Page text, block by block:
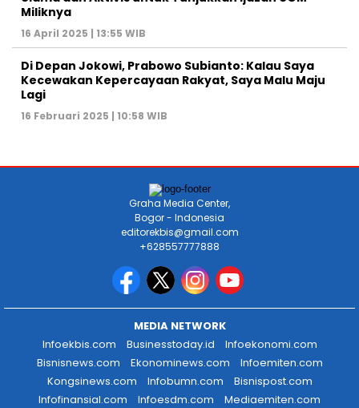
Miliknya
16 April 2025 | 13:55 WIB
Di Depan Jokowi, Prabowo Subianto: Kalau Saya
Kecewakan Kepercayaan Rakyat, Saya Malu Maju
Lagi
16 Februari 2025 | 10:58 WIB
Graha Media Center,
Bogor - Indonesia
editorekbis@gmail.com
+628557777888
MEDIA NETWORK
Infoekbis.com
Businesstoday.id
Infoekonomi.com
Bisnisnews.com
Ekonominews.com
Infoemiten.com
Kongsinews.com
Infobumn.com
Bisnispost.com
Infofinansial.com
Infoesdm.com
Mediaemiten.com